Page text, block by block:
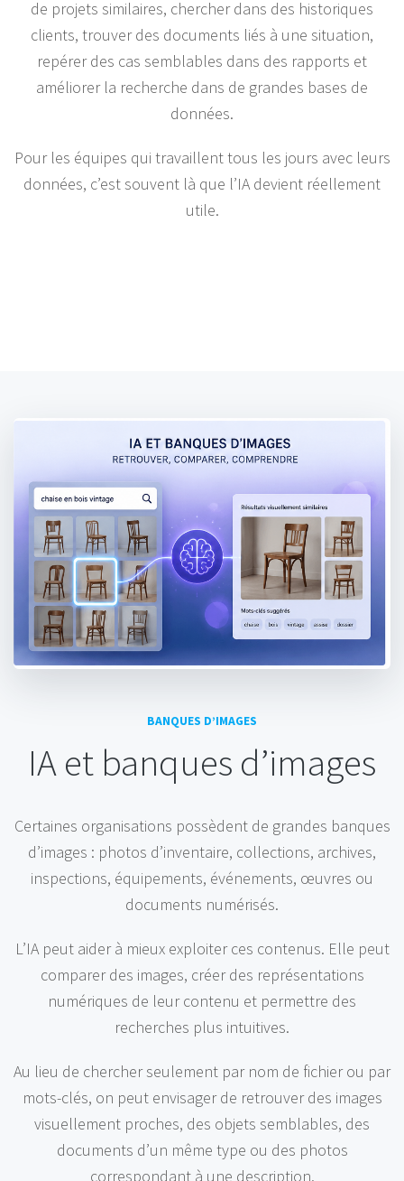
de projets similaires, chercher dans des historiques
clients, trouver des documents liés à une situation,
repérer des cas semblables dans des rapports et
améliorer la recherche dans de grandes bases de
données.
Pour les équipes qui travaillent tous les jours avec leurs
données, c’est souvent là que l’IA devient réellement
utile.
BANQUES D’IMAGES
IA et banques d’images
Certaines organisations possèdent de grandes banques
d’images : photos d’inventaire, collections, archives,
inspections, équipements, événements, œuvres ou
documents numérisés.
L’IA peut aider à mieux exploiter ces contenus. Elle peut
comparer des images, créer des représentations
numériques de leur contenu et permettre des
recherches plus intuitives.
Au lieu de chercher seulement par nom de fichier ou par
mots-clés, on peut envisager de retrouver des images
visuellement proches, des objets semblables, des
documents d’un même type ou des photos
correspondant à une description.